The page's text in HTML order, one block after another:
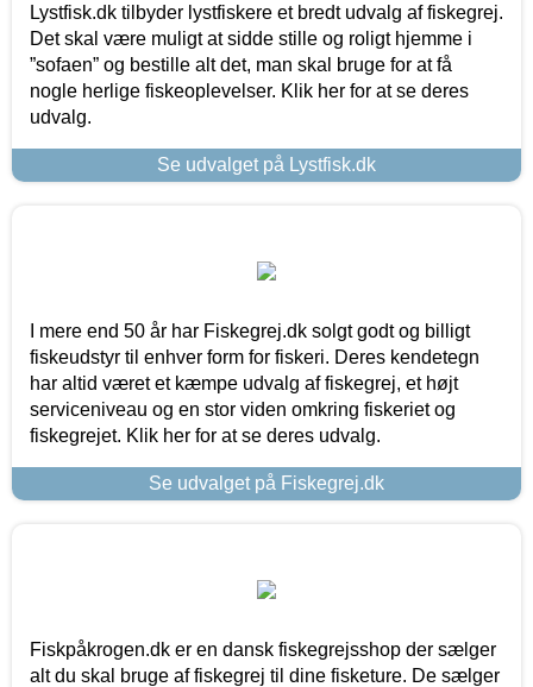
Lystfisk.dk tilbyder lystfiskere et bredt udvalg af fiskegrej.
Det skal være muligt at sidde stille og roligt hjemme i
”sofaen” og bestille alt det, man skal bruge for at få
nogle herlige fiskeoplevelser. Klik her for at se deres
udvalg.
Se udvalget på Lystfisk.dk
I mere end 50 år har Fiskegrej.dk solgt godt og billigt
fiskeudstyr til enhver form for fiskeri. Deres kendetegn
har altid været et kæmpe udvalg af fiskegrej, et højt
serviceniveau og en stor viden omkring fiskeriet og
fiskegrejet. Klik her for at se deres udvalg.
Se udvalget på Fiskegrej.dk
Fiskpåkrogen.dk er en dansk fiskegrejsshop der sælger
alt du skal bruge af fiskegrej til dine fisketure. De sælger